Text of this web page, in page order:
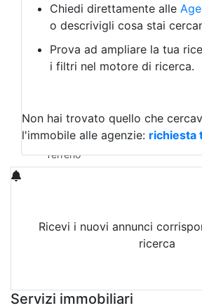
Albergo
Laboratorio Artigianale
Negozio/locale commerciale
Agriturismo
Magazzini
Qualsiasi
Terreno edificabile
Terreno
Chiedi direttamente alle
o descrivigli cosa stai
Prova ad ampliare la tua
i filtri nel motore di ricerca.
Non hai trovato quello che
l'immobile alle agenzie: richiesta
Ricevi i nuovi annunci
ricerca
Servizi immobiliari